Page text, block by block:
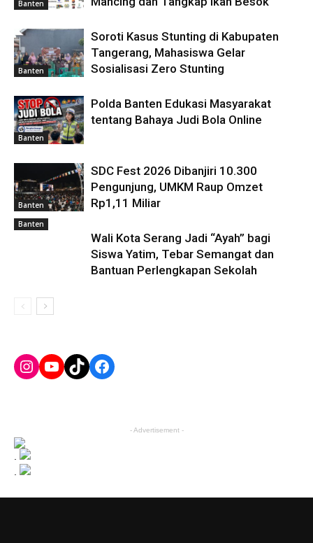
Banten
Banten
Soroti Kasus Stunting di Kabupaten
Tangerang, Mahasiswa Gelar
Sosialisasi Zero Stunting
Banten
Polda Banten Edukasi Masyarakat
tentang Bahaya Judi Bola Online
Banten
SDC Fest 2026 Dibanjiri 10.300
Pengunjung, UMKM Raup Omzet
Rp1,11 Miliar
Banten
Wali Kota Serang Jadi “Ayah” bagi
Siswa Yatim, Tebar Semangat dan
Bantuan Perlengkapan Sekolah
Instagram
YouTube
TikTokFacebook
- Advertisement -